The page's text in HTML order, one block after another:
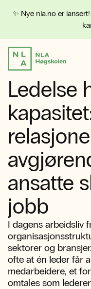
✨ Nye nla.no er
Ledelse
ansatte
jobb
I dagens arbeidsliv
sektorer og
ofte at én leder får
medarbeidere, et
omtales som